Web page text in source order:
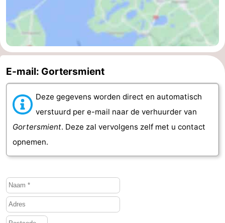
E-mail: Gortersmient
Deze gegevens worden direct en automatisch
verstuurd per e-mail naar de verhuurder van
Gortersmient. Deze zal vervolgens zelf met u contact
opnemen.